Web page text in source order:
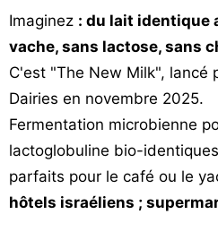
Imaginez : du lait identique
vache, sans lactose, sans
C'est "The New Milk", lancé
Dairies en novembre 2025.
Fermentation microbienne
lactoglobuline bio-
parfaits pour le café ou le
hôtels israéliens ;